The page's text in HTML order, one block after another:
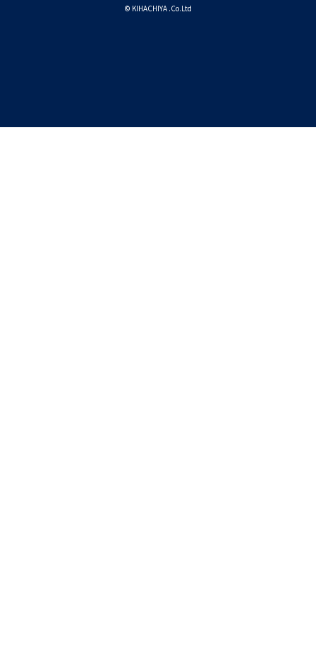
© KIHACHIYA .Co.Ltd